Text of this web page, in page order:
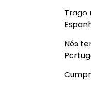
Trago
Nós